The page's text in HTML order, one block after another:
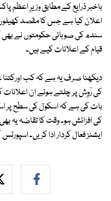
اعلان کیا ہے جس کا مقصد کھیلوں
سندھ کی صوبائی حکومتوں نے
قیام کے اعلانات کیے ہیں۔
دیکھنا صرف یہ ہے کہ کب اورکتنا
کی رَوِش پر چلتے ہوئے ان
بات کی ہے کہ اسکول کی سطح پر
کی افزائش ہو۔ وقت کا تقاضہ یہ
ایشنز فعال کردار ادا کریں۔